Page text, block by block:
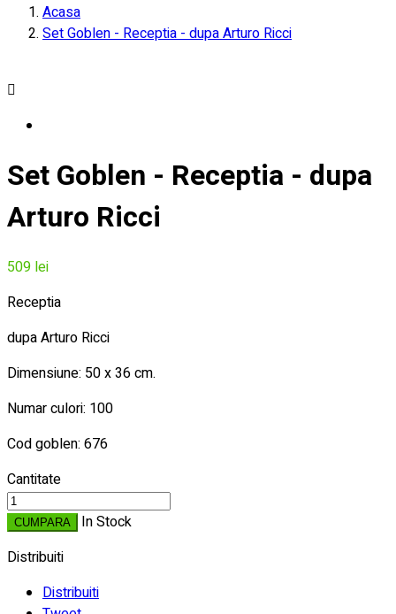
Acasa
Set Goblen - Receptia - dupa Arturo Ricci

Set Goblen - Receptia - dupa
Arturo Ricci
509 lei
Receptia
dupa Arturo Ricci
Dimensiune: 50 x 36 cm.
Numar culori: 100
Cod goblen: 676
Cantitate
CUMPARA
In Stock
Distribuiti
Distribuiti